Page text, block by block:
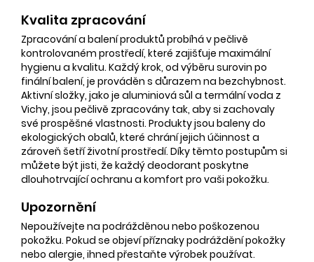
Kvalita zpracování
Zpracování a balení produktů probíhá v pečlivě
kontrolovaném prostředí, které zajišťuje maximální
hygienu a kvalitu. Každý krok, od výběru surovin po
finální balení, je prováděn s důrazem na bezchybnost.
Aktivní složky, jako je aluminiová sůl a termální voda z
Vichy, jsou pečlivě zpracovány tak, aby si zachovaly
své prospěšné vlastnosti. Produkty jsou baleny do
ekologických obalů, které chrání jejich účinnost a
zároveň šetří životní prostředí. Díky těmto postupům si
můžete být jisti, že každý deodorant poskytne
dlouhotrvající ochranu a komfort pro vaši pokožku.
Upozornění
Nepoužívejte na podrážděnou nebo poškozenou
pokožku. Pokud se objeví příznaky podráždění pokožky
nebo alergie, ihned přestaňte výrobek používat.